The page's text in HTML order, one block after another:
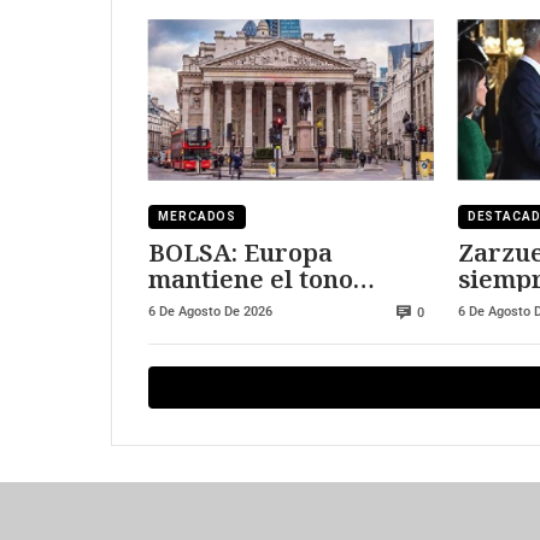
MERCADOS
BOLSA: Europa
mantiene el tono
positivo
6 De Agosto De 2026 0 visitar
6 De Agosto